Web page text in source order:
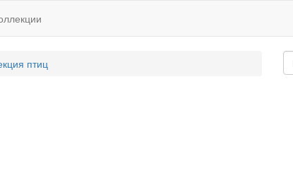
птиц